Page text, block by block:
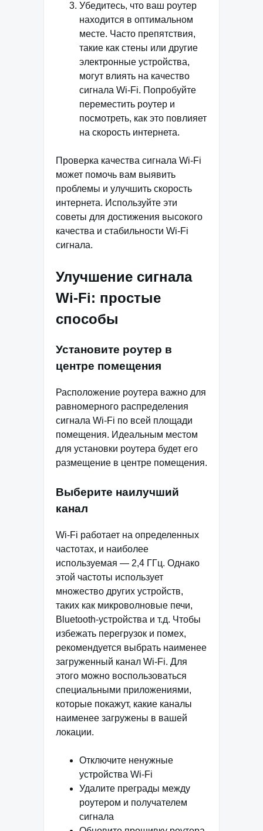
Убедитесь, что ваш роутер
находится в оптимальном
месте. Часто препятствия,
такие как стены или другие
электронные устройства,
могут влиять на качество
сигнала Wi-Fi. Попробуйте
переместить роутер и
посмотреть, как это повлияет
на скорость интернета.
Проверка качества сигнала Wi-Fi
может помочь вам выявить
проблемы и улучшить скорость
интернета. Используйте эти
советы для достижения высокого
качества и стабильности Wi-Fi
сигнала.
Улучшение сигнала
Wi-Fi: простые
способы
Установите роутер в
центре помещения
Расположение роутера важно для
равномерного распределения
сигнала Wi-Fi по всей площади
помещения. Идеальным местом
для установки роутера будет его
размещение в центре помещения.
Выберите наилучший
канал
Wi-Fi работает на определенных
частотах, и наиболее
используемая — 2,4 ГГц. Однако
этой частоты использует
множество других устройств,
таких как микроволновые печи,
Bluetooth-устройства и т.д. Чтобы
избежать перегрузок и помех,
рекомендуется выбрать наименее
загруженный канал Wi-Fi. Для
этого можно воспользоваться
специальными приложениями,
которые покажут, какие каналы
наименее загружены в вашей
локации.
Отключите ненужные
устройства Wi-Fi
Удалите преграды между
роутером и получателем
сигнала